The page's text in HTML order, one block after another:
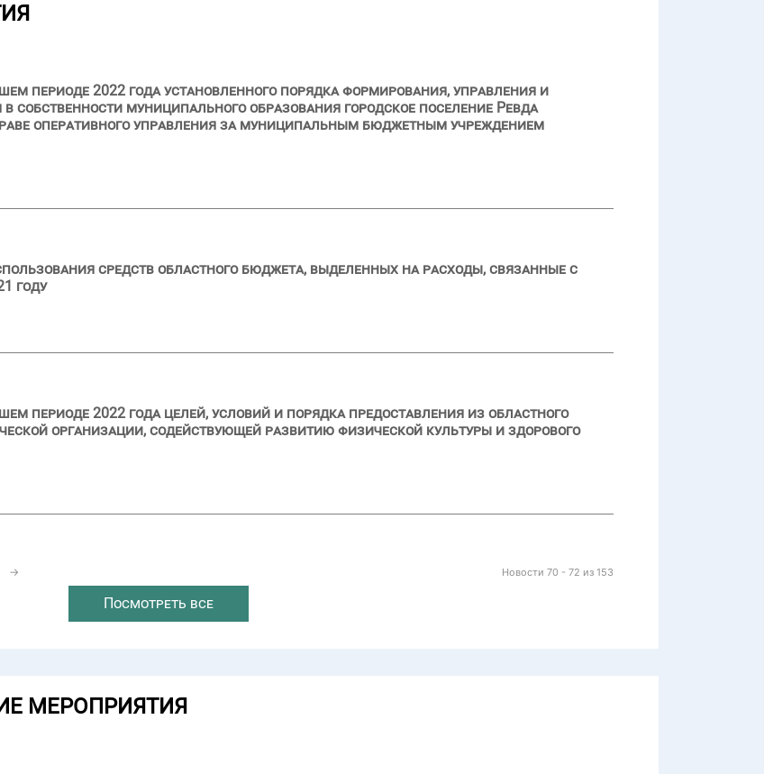
периоде 2022 года установленного порядка формирования, управления и
муниципального образования городское поселение Ревда
оперативного управления за муниципальным бюджетным учреждением
средств областного бюджета, выделенных на расходы, связанные с
году
периоде 2022 года целей, условий и порядка предоставления из областного
организации, содействующей развитию физической культуры и здорового
Новости 70 - 72 из 153
→
Посмотреть все
МЕРОПРИЯТИЯ